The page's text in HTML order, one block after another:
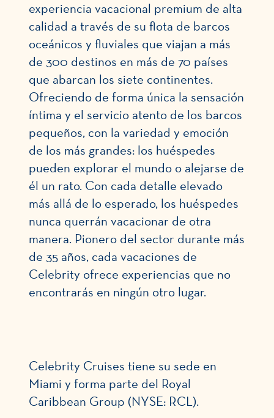
experiencia vacacional premium de alta
calidad a través de su flota de barcos
oceánicos y fluviales que viajan a más
de 300 destinos en más de 70 países
que abarcan los siete continentes.
Ofreciendo de forma única la sensación
íntima y el servicio atento de los barcos
pequeños, con la variedad y emoción
de los más grandes: los huéspedes
pueden explorar el mundo o alejarse de
él un rato. Con cada detalle elevado
más allá de lo esperado, los huéspedes
nunca querrán vacacionar de otra
manera. Pionero del sector durante más
de 35 años, cada vacaciones de
Celebrity ofrece experiencias que no
encontrarás en ningún otro lugar.
Celebrity Cruises tiene su sede en
Miami y forma parte del Royal
Caribbean Group (NYSE: RCL).